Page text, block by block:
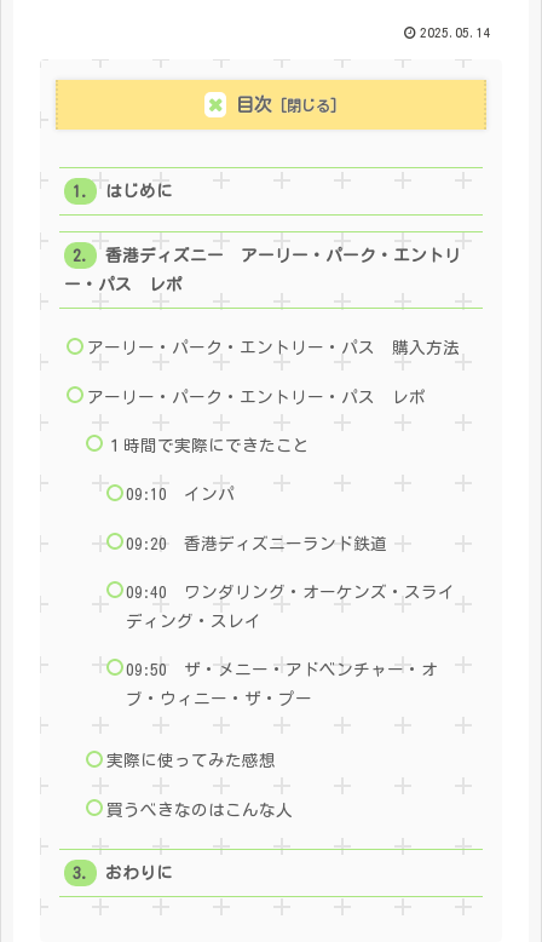
2025.05.14
目次
はじめに
香港ディズニー アーリー・パーク・エントリ
ー・パス レポ
アーリー・パーク・エントリー・パス 購入方法
アーリー・パーク・エントリー・パス レポ
１時間で実際にできたこと
09:10 インパ
09:20 香港ディズニーランド鉄道
09:40 ワンダリング・オーケンズ・スライ
ディング・スレイ
09:50 ザ・メニー・アドベンチャー・オ
ブ・ウィニー・ザ・プー
実際に使ってみた感想
買うべきなのはこんな人
おわりに